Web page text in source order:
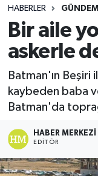
HABERLER GÜNDEM
Bir aile
askerle
Batman'ın Beşiri
kaybeden baba
Batman'da
HABER MERKEZI
EDITÖR
Yaşam